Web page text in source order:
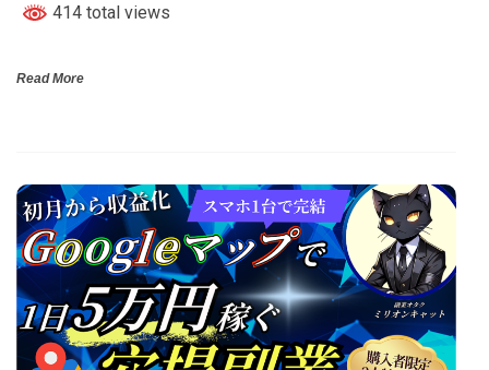
414 total views
Read More